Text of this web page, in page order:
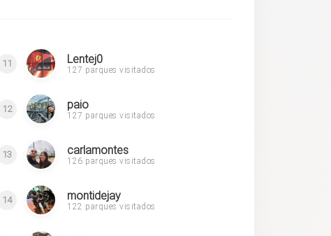
11 Lentej0
127 parques visitados
12 paio
127 parques visitados
13 carlamontes
126 parques visitados
14 montidejay
122 parques visitados